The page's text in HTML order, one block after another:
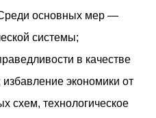
основных мер —
системы;
в качестве
экономики от
схем, технологическое